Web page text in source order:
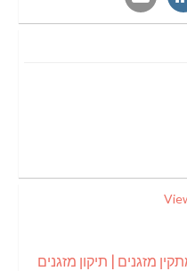
מזגנים | תיקון מזגנים